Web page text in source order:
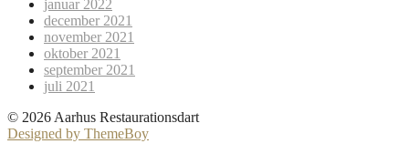
januar 2022
december 2021
november 2021
oktober 2021
september 2021
juli 2021
© 2026 Aarhus Restaurationsdart
Designed by ThemeBoy